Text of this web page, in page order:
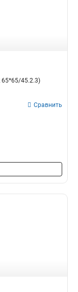
65*65/45.2.3)
Сравнить